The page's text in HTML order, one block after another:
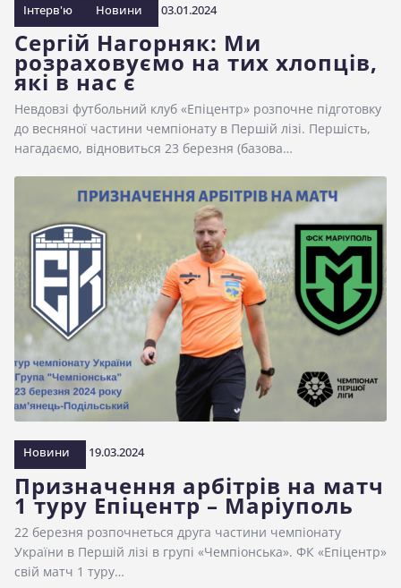
Інтерв'ю Новини 03.01.2024
Сергій Нагорняк: Ми
розраховуємо на тих хлопців,
які в нас є
Невдовзі футбольний клуб «Епіцентр» розпочне підготовку
до весняної частини чемпіонату в Першій лізі. Першість,
нагадаємо, відновиться 23 березня (базова…
Новини 19.03.2024
Призначення арбітрів на матч
1 туру Епіцентр – Маріуполь
22 березня розпочнеться друга частини чемпіонату
України в Першій лізі в групі «Чемпіонська». ФК «Епіцентр»
свій матч 1 туру…